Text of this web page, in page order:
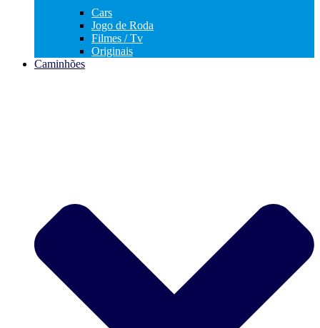
Cars
Jogo de Roda
Filmes / Tv
Originais
Caminhões